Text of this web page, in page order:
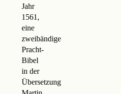
Jahr
1561,
eine
zweibändige
Pracht-
Bibel
in der
Übersetzung